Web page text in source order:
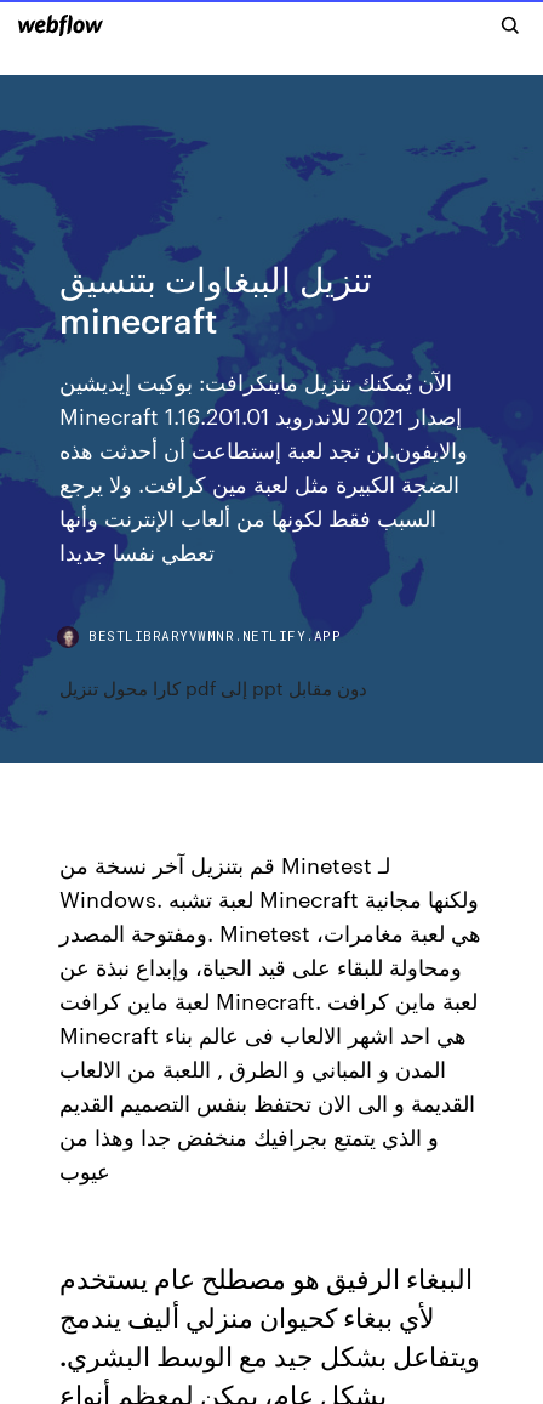
تنزيل الببغاوات بتنسيق
minecraft
الآن يُمكنك تنزيل ماينكرافت: بوكيت إيديشين
Minecraft 1.16.201.01 إصدار 2021 للاندرويد
والايفون.لن تجد لعبة إستطاعت أن أحدثت هذه
الضجة الكبيرة مثل لعبة مين كرافت. ولا يرجع
السبب فقط لكونها من ألعاب الإنترنت وأنها
تعطي نفسا جديدا
BESTLIBRARYVWMNR.NETLIFY.APP
كارا محول تنزيل pdf إلى ppt دون مقابل
قم بتنزيل آخر نسخة من Minetest لـ
Windows. لعبة تشبه Minecraft ولكنها مجانية
ومفتوحة المصدر. Minetest هي لعبة مغامرات،
ومحاولة للبقاء على قيد الحياة، وإبداع نبذة عن
لعبة ماين كرافت Minecraft. لعبة ماين كرافت
Minecraft هي احد اشهر الالعاب فى عالم بناء
المدن و المباني و الطرق , اللعبة من الالعاب
القديمة و الى الان تحتفظ بنفس التصميم القديم
و الذي يتمتع بجرافيك منخفض جدا وهذا من
عيوب
الببغاء الرفيق هو مصطلح عام يستخدم
لأي ببغاء كحيوان منزلي أليف يندمج
ويتفاعل بشكل جيد مع الوسط البشري.
بشكل عام، يمكن لمعظم أنواع